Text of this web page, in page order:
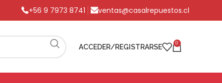
+56 9 7973 8741 ventas@casalrepuestos.cl
ACCEDER/REGISTRARSE 0